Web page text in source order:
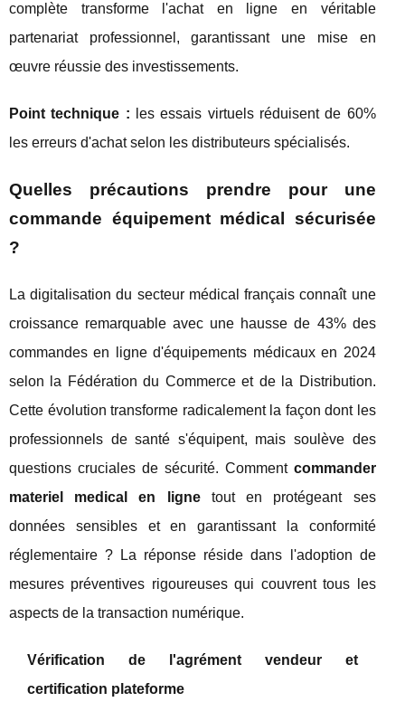
complète transforme l'achat en ligne en véritable
partenariat professionnel, garantissant une mise en
œuvre réussie des investissements.
Point technique : les essais virtuels réduisent de 60%
les erreurs d'achat selon les distributeurs spécialisés.
Quelles précautions prendre pour une
commande équipement médical sécurisée
?
La digitalisation du secteur médical français connaît une
croissance remarquable avec une hausse de 43% des
commandes en ligne d'équipements médicaux en 2024
selon la Fédération du Commerce et de la Distribution.
Cette évolution transforme radicalement la façon dont les
professionnels de santé s'équipent, mais soulève des
questions cruciales de sécurité. Comment commander
materiel medical en lignetout en protégeant ses
données sensibles et en garantissant la conformité
réglementaire ? La réponse réside dans l'adoption de
mesures préventives rigoureuses qui couvrent tous les
aspects de la transaction numérique.
Vérification de l'agrément vendeur et
certification plateforme